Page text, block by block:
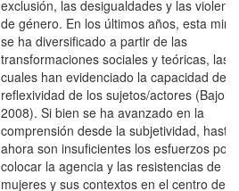
exclusión, las desigualdades y las
de género. En los últimos años, esta
se ha diversificado a partir de las
transformaciones sociales y teóricas, las
cuales han evidenciado la capacidad de
reflexividad de los sujetos/actores (Bajoit,
2008). Si bien se ha avanzado en la
comprensión desde la subjetividad, hasta
ahora son insuficientes los esfuerzos por
colocar la agencia y las resistencias de
mujeres y sus contextos en el centro de la